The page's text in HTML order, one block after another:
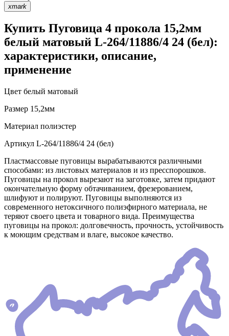
xmark
Купить Пуговица 4 прокола 15,2мм
белый матовый L-264/11886/4 24 (бел):
характеристики, описание,
применение
Цвет белый матовый
Размер 15,2мм
Материал полиэстер
Артикул L-264/11886/4 24 (бел)
Пластмассовые пуговицы вырабатываются различными
способами: из листовых материалов и из пресспорошков.
Пуговицы на прокол вырезают на заготовке, затем придают
окончательную форму обтачиванием, фрезерованием,
шлифуют и полируют. Пуговицы выполняются из
современного нетоксичного полиэфирного материала, не
теряют своего цвета и товарного вида. Преимущества
пуговицы на прокол: долговечность, прочность, устойчивость
к моющим средствам и влаге, высокое качество.